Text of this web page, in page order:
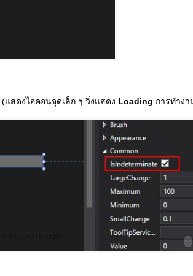
(แสดงไอคอนจุดเล็ก ๆ วิ่งแสดง Loading การทำงา